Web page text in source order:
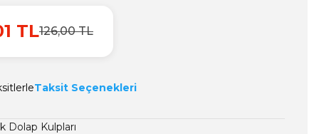
TL126,00 TL
Taksit Seçenekleri
Dolap Kulpları